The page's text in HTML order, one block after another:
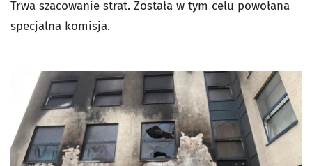
Trwa szacowanie strat. Została w tym celu powołana
specjalna komisja.